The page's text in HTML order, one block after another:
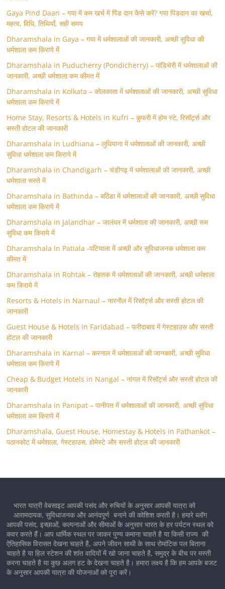
Gaya Pind Daan – गया में कम खर्च में पिंड दान कैसे करें? गया पिंडदान का खर्चा,
महत्व, विधि, तिथियाँ, सही समय
Dharamshala in Gaya – गया में धर्मशालाओं की जानकारी, अच्छी सुविधा की
धर्मशाला कम किराये में
Dharamshala in Puducherry (Pondicherry) – पांडिचेरी में धर्मशालाओं की
जानकारी, अच्छी धर्मशाला कम कीमत में
Dharamshala in Kolkata – कोलकाता में धर्मशालाओं की जानकारी, अच्छी सुविधा
धर्मशाला कम किराये में
Home Stay, Resorts & Hotels in Kufri – कुफरी में होम स्‍टे, रिसॉर्ट्स और
सस्ती होटल की जानकारी
Dharamshala in Ludhiana – लुधियाना में धर्मशालाओं की जानकारी, अच्छी
सुविधा धर्मशाला कम किराये में
Dharamshala in Chandigarh – चंडीगढ़ में धर्मशालाओं की जानकारी, अच्छी
धर्मशाला सस्ते में
Dharamshala in Bathinda – बठिंडा में धर्मशालाओं की जानकारी, अच्छी सुविधा
धर्मशाला कम किराये में
Dharamshala in Jalandhar – जालंधर में धर्मशाला की जानकारी, अच्छी रूम
सुविधा कम किराये में
Dharamshala In Patiala -पटियाला में अच्छी और सुविधाजनक धर्मशाला कम
कीमत में
Dharamshala in Rohtak – रोहतक में धर्मशालाओं की जानकारी, अच्छी धर्मशाला
कम किराये में
Resorts & Hotels in Narnaul – नारनौल में रिसॉर्ट्स और सस्ती होटल की
जानकारी
Guest House & Hotels in Faridabad – फरीदाबाद में गेस्टहाउस और सस्ती
होटल की जानकारी
Dharamshala in Karnal – करनाल में धर्मशालाओं की जानकारी, अच्छी सुविधा
धर्मशाला कम किराये में
Cheap & Budget Hotels in Nangal – नांगल में रिसॉर्ट्स और सस्ती होटल की
जानकारी
Dharamshala in Panipat – पानीपत में धर्मशालाओं की जानकारी, अच्छी सुविधा
धर्मशाला कम किराये में
Dharamshala, Guest House, Homestay & Hotels in Pathankot –
पठानकोट में धर्मशाला, गेस्टहाउस, होमेस्टे और सस्ती होटल की जानकारी
भारत यात्री वेबसाइट आपकी पसंद और रुचियों के अनुसार आपकी यात्रा को
आरामदायक, सुविधाजनक और आनंदपूर्ण बनाने की कोशिश करती है। हमारे ब्लॉग
आपकी पसंद, इच्छाओं, कल्पनाओं और सीमाओं के अनुसार भारत के हर पर्यटन स्थल को
कवर करते हैं। आप धार्मिक स्थल पर जाकर पुण्य कमाना चाहते है या किसी राज्य की
ऐतिहासिक विरासत देखना चाहते है, अपने जीवन साथी के साथ रोमांटिक पल बिताना
चाहते है या हिल स्टेशन की शांत वादियों में खो जाना चाहते है, समुद्र के बीच पर मस्ती
करना चाहते है या कुछ अलग हट के देखना चाहते है। हमारा लक्ष्य है कि हम आपके बजट
के अनुसार आपकी यात्रा की योजनाओं को पूरा करें।